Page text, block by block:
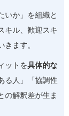
いか」を組織と
キル、歓迎スキ
ます。
ットを具体的な
る人」「協調性
の解釈差が生ま